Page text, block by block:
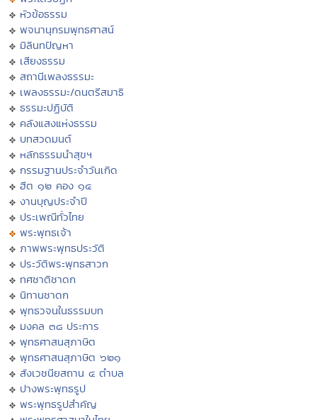
หัวข้อธรรม
พจนานุกรมพุทธศาสน์
มิลินทปัญหา
เสียงธรรม
สถานีเพลงธรรมะ
เพลงธรรมะ/ดนตรีสมาธิ
ธรรมะปฏิบัติ
คลังแสงแห่งธรรม
บทสวดมนต์
หลักธรรมนำสุขฯ
กรรมฐานประจำวันเกิด
ฮีต ๑๒ คอง ๑๔
งานบุญประจำปี
ประเพณีทั่วไทย
พระพุทธเจ้า
ภาพพระพุทธประวัติ
ประวัติพระพุทธสาวก
ทศชาติชาดก
นิทานชาดก
พุทธวจนในธรรมบท
มงคล ๓๘ ประการ
พุทธศาสนสุภาษิต
พุทธศาสนสุภาษิต ๖๒๑
สังเวชนียสถาน ๔ ตำบล
ปางพระพุทธรูป
พระพุทธรูปสำคัญ